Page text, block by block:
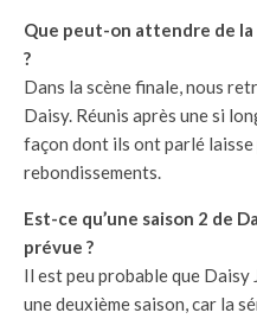
Que peut-on attendre de la
?
Dans la scène finale, nous
Daisy. Réunis après une si
façon dont ils ont parlé
rebondissements.
Est-ce qu’une saison 2 de
prévue ?
Il est peu probable que Daisy
une deuxième saison, car la